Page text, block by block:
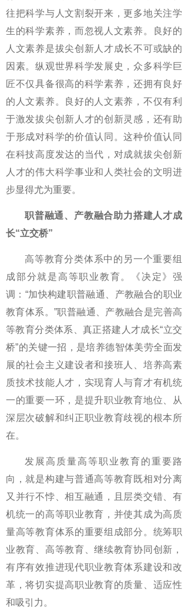
往把科学与人文割裂开来，更多地关注学
生的科学素养，而忽视人文素养。良好的
人文素养是拔尖创新人才成长不可或缺的
因素。纵观世界科学发展史，众多科学巨
匠不仅具备很高的科学素养，还拥有良好
的人文素养。良好的人文素养，不仅有利
于激发拔尖创新人才的创新灵感，还有助
于形成对科学的价值认同。这种价值认同
在科技高度发达的当代，对成就拔尖创新
人才的伟大科学事业和人类社会的文明进
步显得尤为重要。
职普融通、产教融合助力搭建人才成
长“立交桥”
高等教育分类体系中的另一个重要组
成部分就是高等职业教育。《决定》强
调：“加快构建职普融通、产教融合的职业
教育体系。”职普融通、产教融合是完善高
等教育分类体系、真正搭建人才成长“立交
桥”的关键一招，是培养德智体美劳全面发
展的社会主义建设者和接班人、培养高素
质技术技能人才，实现育人与育才有机统
一的重要一环，是提升职业教育地位、从
深层次破解和纠正职业教育歧视的根本所
在。
发展高质量高等职业教育的重要路
向，就是构建与普通高等教育既相对分离
又并行不悖、相互融通，且层类交错、有
机统一的高等职业教育，并使其成为高质
量高等教育体系的重要组成部分。统筹职
业教育、高等教育、继续教育协同创新，
有序有效推进现代职业教育体系建设和改
革，将切实提高职业教育的质量、适应性
和吸引力。